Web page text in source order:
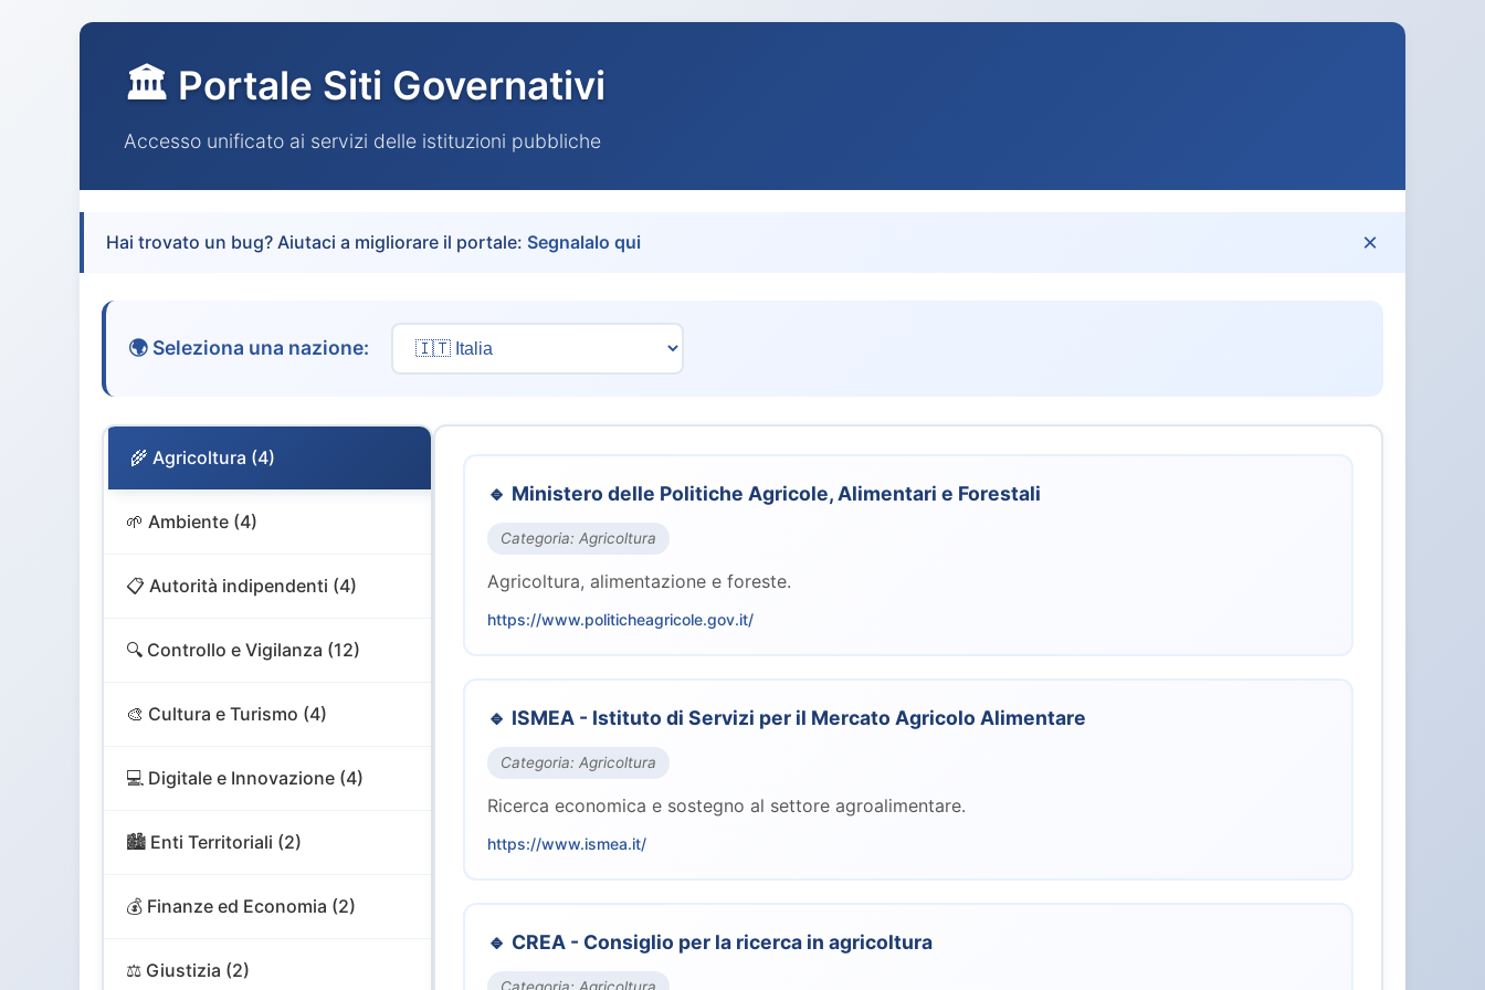
🏛️ Portale Siti Governativi
Accesso unificato ai servizi delle istituzioni pubbliche
Hai trovato un bug? Aiutaci a migliorare il portale: Segnalalo qui ×
🌍 Seleziona una nazione:
🌾 Agricoltura (4)
🌱 Ambiente (4)
📋 Autorità indipendenti (4)
🔍 Controllo e Vigilanza (12)
🎨 Cultura e Turismo (4)
💻 Digitale e Innovazione (4)
🏙️ Enti Territoriali (2)
💰 Finanze ed Economia (2)
⚖️ Giustizia (2)
🔹 Ministero delle Politiche Agricole, Alimentari e Forestali
Categoria: Agricoltura
Agricoltura, alimentazione e foreste.
https://www.politicheagricole.gov.it/
🔹 ISMEA - Istituto di Servizi per il Mercato Agricolo Alimentare
Categoria: Agricoltura
Ricerca economica e sostegno al settore agroalimentare.
https://www.ismea.it/
🔹 CREA - Consiglio per la ricerca in agricoltura